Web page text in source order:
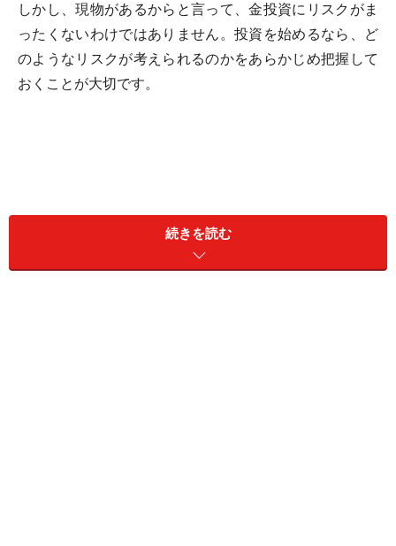
しかし、現物があるからと言って、金投資にリスクがま
ったくないわけではありません。投資を始めるなら、ど
のようなリスクが考えられるのかをあらかじめ把握して
おくことが大切です。
続きを読む